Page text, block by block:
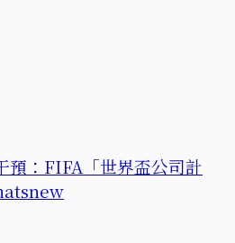
預：FIFA「世界盃公司計